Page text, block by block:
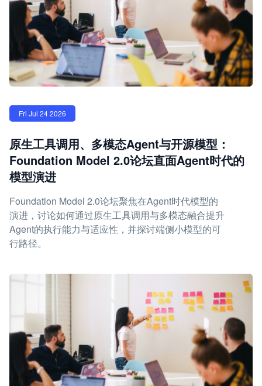
Fri Jul 24 2026
原生工具调用、多模态Agent与开源模型：
Foundation Model 2.0论坛直面Agent时代的
模型演进
Foundation Model 2.0论坛聚焦在Agent时代模型的
演进，讨论如何通过原生工具调用与多模态融合提升
Agent的执行能力与适应性，并探讨端侧小模型的可
行路径。